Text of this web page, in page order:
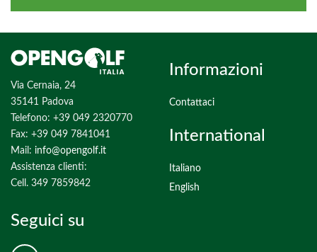
Via Cernaia, 24
35141 Padova
Telefono: +39 049 2320770
Fax: +39 049 7841041
Mail: info@opengolf.it
Assistenza clienti:
Cell. 349 7859842
Informazioni
Contattaci
International
Italiano
English
Seguici su